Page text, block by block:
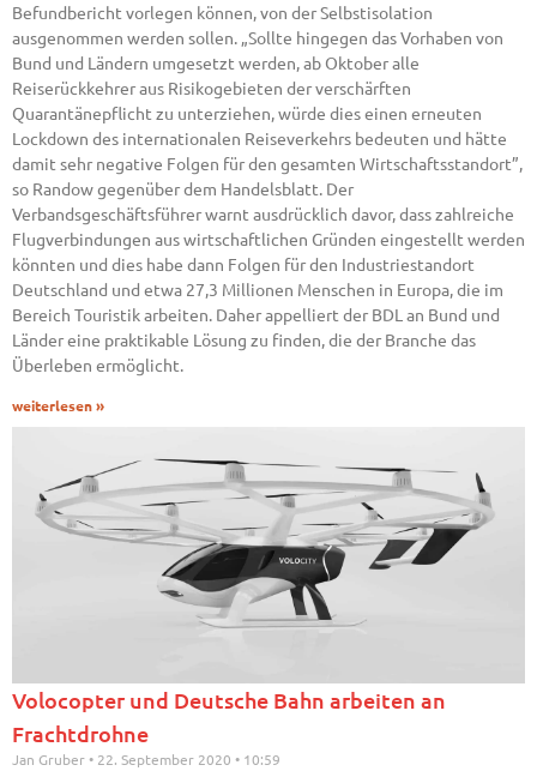
Befundbericht vorlegen können, von der Selbstisolation
ausgenommen werden sollen. „Sollte hingegen das Vorhaben von
Bund und Ländern umgesetzt werden, ab Oktober alle
Reiserückkehrer aus Risikogebieten der verschärften
Quarantänepflicht zu unterziehen, würde dies einen erneuten
Lockdown des internationalen Reiseverkehrs bedeuten und hätte
damit sehr negative Folgen für den gesamten Wirtschaftsstandort”,
so Randow gegenüber dem Handelsblatt. Der
Verbandsgeschäftsführer warnt ausdrücklich davor, dass zahlreiche
Flugverbindungen aus wirtschaftlichen Gründen eingestellt werden
könnten und dies habe dann Folgen für den Industriestandort
Deutschland und etwa 27,3 Millionen Menschen in Europa, die im
Bereich Touristik arbeiten. Daher appelliert der BDL an Bund und
Länder eine praktikable Lösung zu finden, die der Branche das
Überleben ermöglicht.
weiterlesen »
Volocopter und Deutsche Bahn arbeiten an
Frachtdrohne
Jan Gruber 22. September 2020 10:59